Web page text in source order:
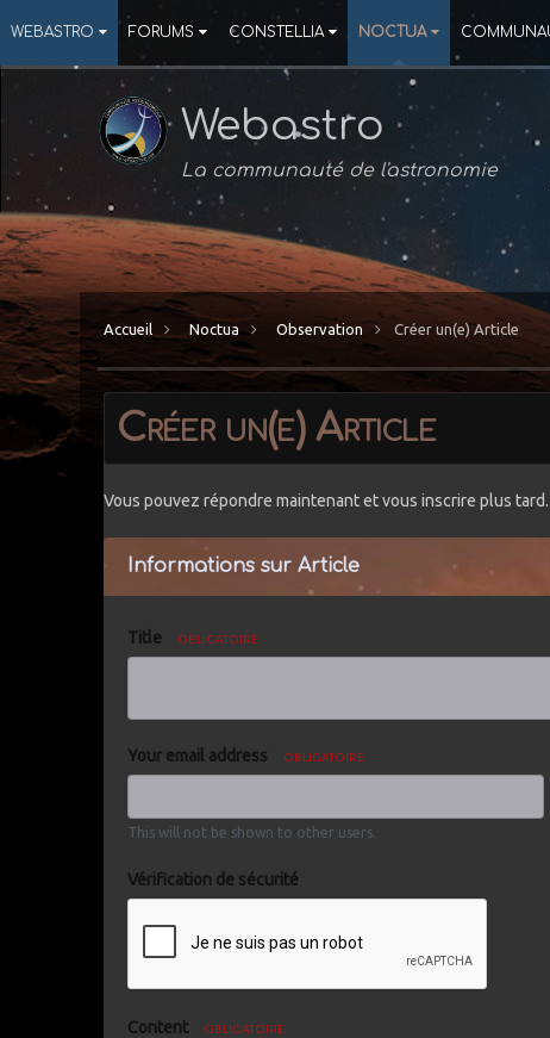
WEBASTRO FORUMS CONSTELLIA NOCTUA
Webastro
La communauté de l'astronomie
Accueil Noctua Observation Créer un(e) Article
Créer un(e) Article
Vous pouvez répondre maintenant et vous inscrire plus
Informations sur Article
Title OBLIGATOIRE
Your email address OBLIGATOIRE
This will not be shown to other users.
Vérification de sécurité
Content OBLIGATOIRE